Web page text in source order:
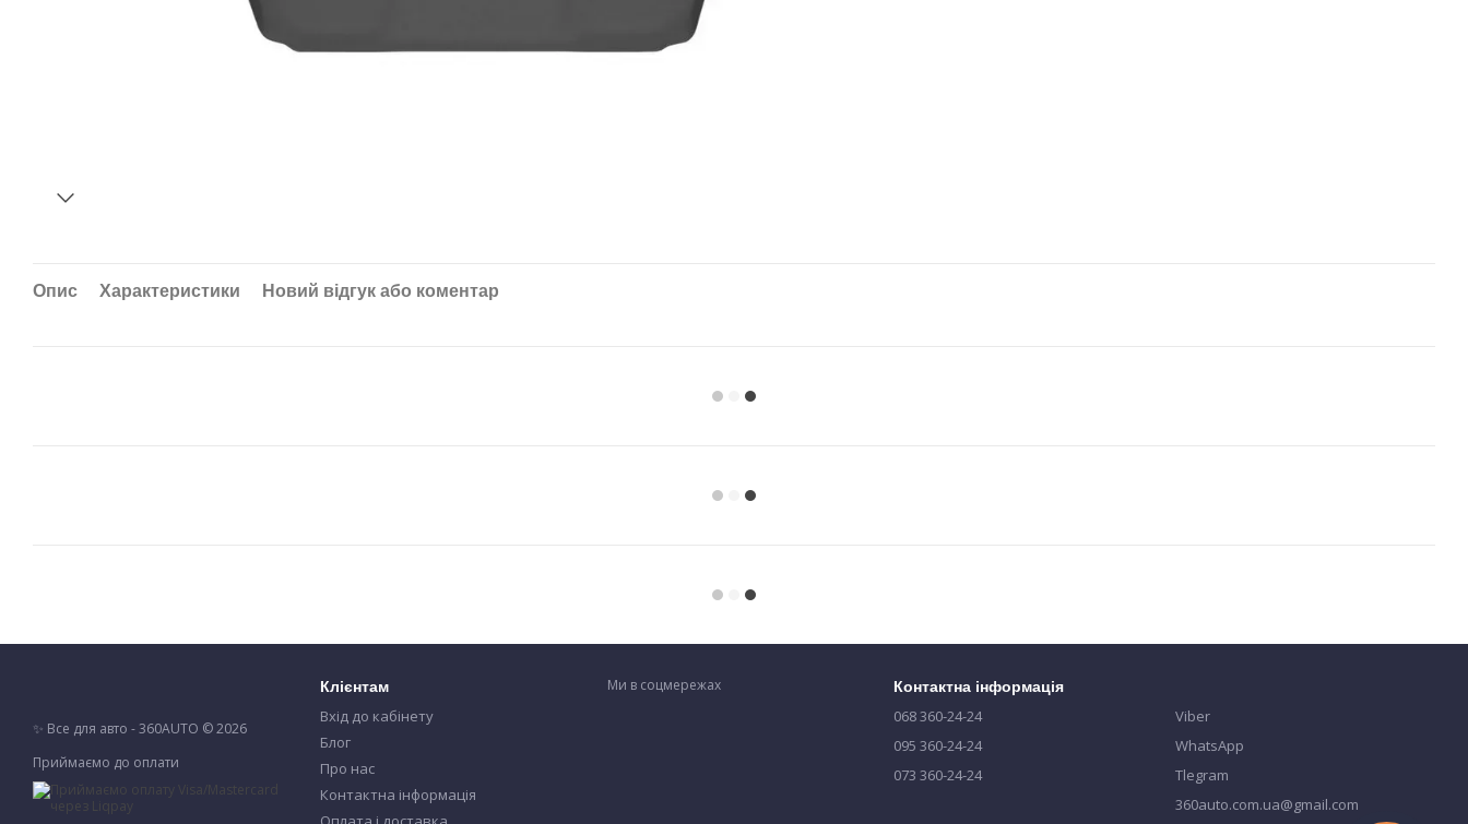
Опис Характеристики Новий відгук або коментар
✨ Все для авто - 360AUTO © 2026
Приймаємо до оплати
Клієнтам
Вхід до кабінету
Блог
Про нас
Контактна інформація
Ми в соцмережах Контактна інформація
068 360-24-24
095 360-24-24
073 360-24-24
Viber
WhatsApp
Tlegram
360auto.com.ua@gmail.com